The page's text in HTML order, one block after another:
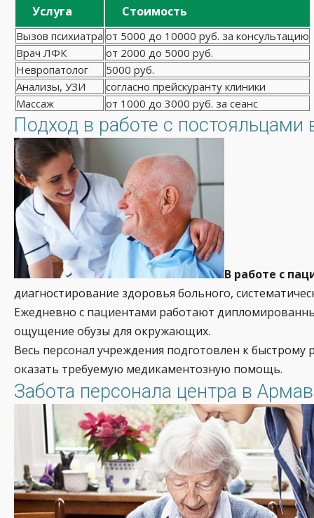
Услуга Стоимость
Вызов психиатра от 5000 до 10000 руб. за консультацию
Врач ЛФК
от 2000 до 5000 руб.
Невропатолог
5000 руб.
Анализы, УЗИ
согласно прейскуранту клиники
Массаж
от 1000 до 3000 руб. за сеанс
Подход в работе с постояльцами
В работе с
диагностирование здоровья больного,
Ежедневно с пациентами работают
ощущение обузы для окружающих.
Весь персонал учреждения подготовлен к
оказать требуемую медикаментозную помощь.
Забота персонала центра в